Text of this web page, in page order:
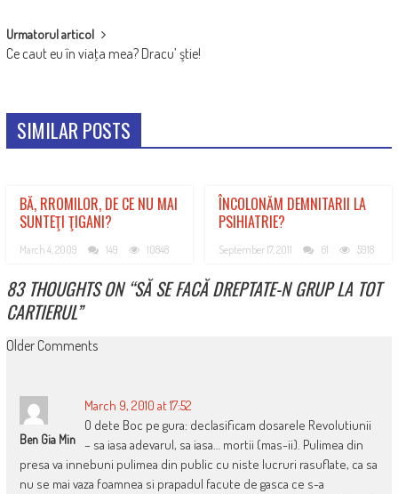
Urmatorul articol
Ce caut eu în viaţa mea? Dracu’ ştie!
SIMILAR POSTS
BĂ, RROMILOR, DE CE NU MAI
SUNTEŢI ŢIGANI?
March 4, 2009 149 10848
ÎNCOLONĂM DEMNITARII LA
PSIHIATRIE?
September 17, 2011 61 5918
83 THOUGHTS ON “SĂ SE FACĂ DREPTATE-N GRUP LA TOT
CARTIERUL”
COMMENT
Older Comments
Ben Gia Min
March 9, 2010 at 17:52
O dete Boc pe gura: declasificam dosarele Revolutiunii
– sa iasa adevarul, sa iasa… mortii (mas-ii). Pulimea din
presa va innebuni pulimea din public cu niste lucruri rasuflate, ca sa
nu se mai vaza foamnea si prapadul facute de gasca ce s-a